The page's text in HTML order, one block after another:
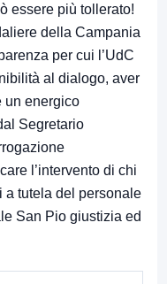
essere più tollerato!
della Campania
per cui l’UdC
al dialogo, aver
un energico
Segretario
l’intervento di chi
a tutela del personale
San Pio giustizia ed